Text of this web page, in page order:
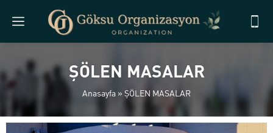
ŞÖLEN MASALAR
Anasayfa » ŞÖLEN MASALAR